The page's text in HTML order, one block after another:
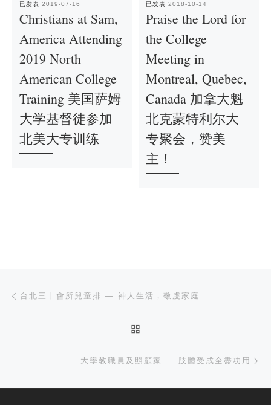
已发表 2019-07-16
Christians at Sam,
America Attending
2019 North
American College
Training 美国萨姆
大学基督徒参加
北美大专训练
已发表 2018-10-14
Praise the Lord for
the College
Meeting in
Montreal, Quebec,
Canada 加拿大魁
北克蒙特利尔大
专聚会，赞美
主！
文章导航
台北三十會所兒童排 — 神人生活，敬虔家庭
大學教職員及照顧家 — 肢體受成全盡功用